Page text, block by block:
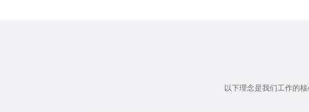
以下理念是我们工作的